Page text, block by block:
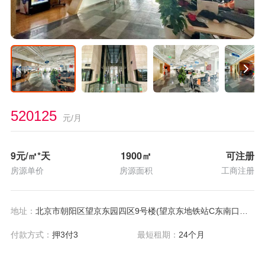
520125 元/月
9元/㎡*天
房源单价
1900㎡
房源面积
可注册
工商注册
地址：
付款方式： 押3付3 最短租期： 24个月